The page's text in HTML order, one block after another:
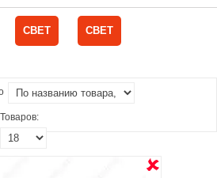
СВЕТ СВЕТ
Товаров: